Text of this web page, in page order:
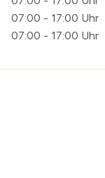
07:00 - 17:00 Uhr
07:00 - 17:00 Uhr